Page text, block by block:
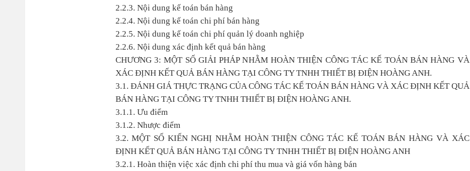
2.2.3. Nội dung kế toán bán hàng
2.2.4. Nội dung kế toán chi phí bán hàng
2.2.5. Nội dung kế toán chi phí quản lý doanh nghiệp
2.2.6. Nội dung xác định kết quả bán hàng
CHƯƠNG 3: MỘT SỐ GIẢI PHÁP NHẰM HOÀN THIỆN CÔNG TÁC KẾ TOÁN BÁN HÀNG VÀ
XÁC ĐỊNH KẾT QUẢ BÁN HÀNG TẠI CÔNG TY TNHH THIẾT BỊ ĐIỆN HOÀNG ANH.
3.1. ĐÁNH GIÁ THỰC TRẠNG CỦA CÔNG TÁC KẾ TOÁN BÁN HÀNG VÀ XÁC ĐỊNH KẾT QUẢ
BÁN HÀNG TẠI CÔNG TY TNHH THIẾT BỊ ĐIỆN HOÀNG ANH.
3.1.1. Ưu điểm
3.1.2. Nhược điểm
3.2. MỘT SỐ KIẾN NGHỊ NHẰM HOÀN THIỆN CÔNG TÁC KẾ TOÁN BÁN HÀNG VÀ XÁC
ĐỊNH KẾT QUẢ BÁN HÀNG TẠI CÔNG TY TNHH THIẾT BỊ ĐIỆN HOÀNG ANH
3.2.1. Hoàn thiện việc xác định chi phí thu mua và giá vốn hàng bán